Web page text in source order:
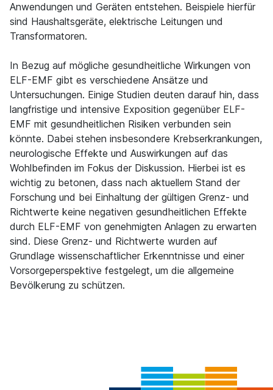
Anwendungen und Geräten entstehen. Beispiele hierfür
sind Haushaltsgeräte, elektrische Leitungen und
Transformatoren.
In Bezug auf mögliche gesundheitliche Wirkungen von
ELF-EMF gibt es verschiedene Ansätze und
Untersuchungen. Einige Studien deuten darauf hin, dass
langfristige und intensive Exposition gegenüber ELF-
EMF mit gesundheitlichen Risiken verbunden sein
könnte. Dabei stehen insbesondere Krebserkrankungen,
neurologische Effekte und Auswirkungen auf das
Wohlbefinden im Fokus der Diskussion. Hierbei ist es
wichtig zu betonen, dass nach aktuellem Stand der
Forschung und bei Einhaltung der gültigen Grenz- und
Richtwerte keine negativen gesundheitlichen Effekte
durch ELF-EMF von genehmigten Anlagen zu erwarten
sind. Diese Grenz- und Richtwerte wurden auf
Grundlage wissenschaftlicher Erkenntnisse und einer
Vorsorgeperspektive festgelegt, um die allgemeine
Bevölkerung zu schützen.